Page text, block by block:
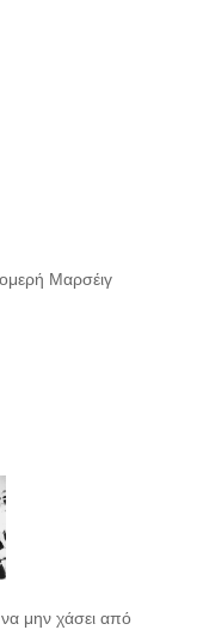
Μαρσέιγ
μην χάσει από